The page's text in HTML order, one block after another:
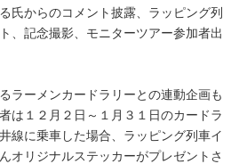
氏からのコメント披露、ラッピング列
、記念撮影、モニターツアー参加者出
ラーメンカードラリーとの連動企画も
は１２月２日～１月３１日のカードラ
線に乗車した場合、ラッピング列車イ
オリジナルステッカーがプレゼントさ